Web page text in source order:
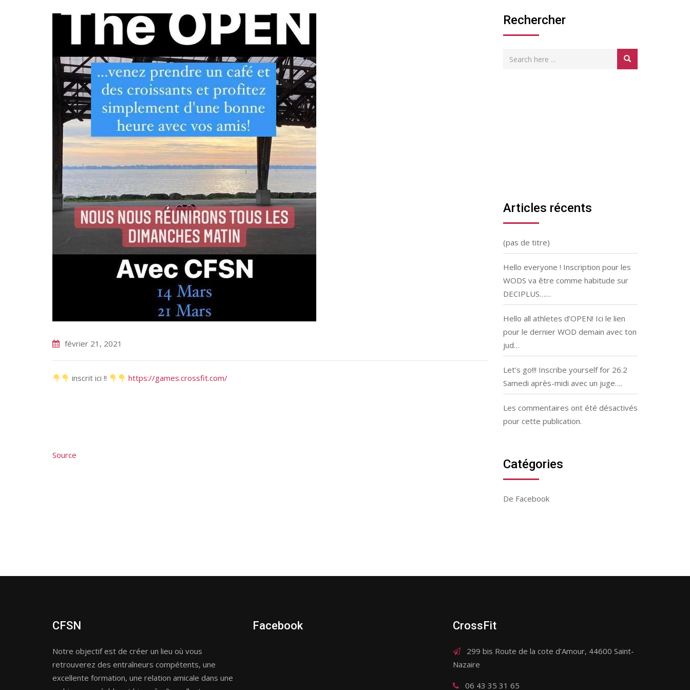
février 21, 2021
inscrit ici !! https://games.crossfit.com/
Source
Rechercher
Articles récents
(pas de titre)
Hello everyone ! Inscription pour les
WODS va être comme habitude sur
DECIPLUS……
Hello all athletes d’OPEN! Ici le lien
pour le dernier WOD demain avec ton
jud…
Let’s go!!! Inscribe yourself for 26.2
Samedi après-midi avec un juge….
Les commentaires ont été désactivés
pour cette publication.
Catégories
De Facebook
CFSN
Notre objectif est de créer un lieu où vous
retrouverez des entraîneurs compétents, une
excellente formation, une relation amicale dans une
Facebook CrossFit
299 bis Route de la cote d’Amour, 44600 Saint-
Nazaire
06 43 35 31 65